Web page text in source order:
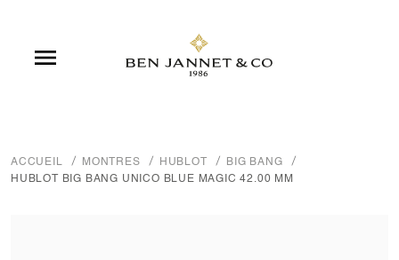

ACCUEIL MONTRES HUBLOT
BIG BANG
HUBLOT BIG BANG UNICO BLUE MAGIC 42.00 MM